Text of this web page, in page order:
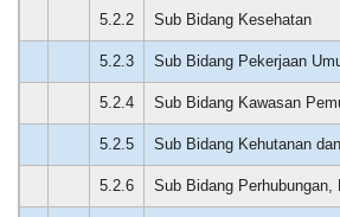
5.2.2 Sub Bidang Kesehatan
5.2.3 Sub Bidang Pekerjaan
5.2.4 Sub Bidang Kawasan
5.2.5 Sub Bidang Kehutanan
5.2.6 Sub Bidang Perhubungan,
08
Juni
2026
Dana Desa